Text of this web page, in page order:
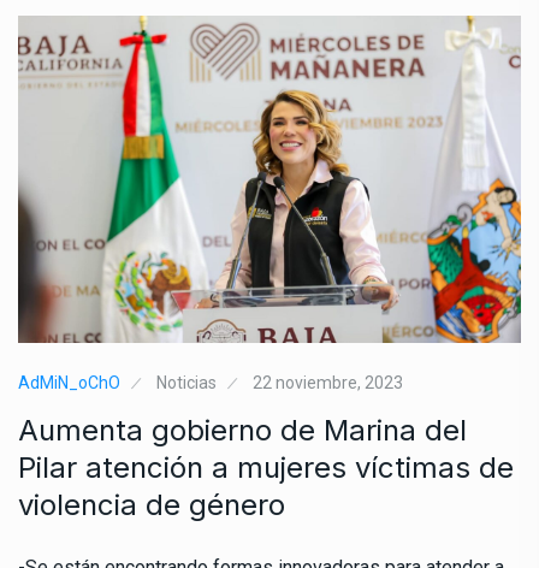
AdMiN_oChO Noticias 22 noviembre, 2023
Aumenta gobierno de Marina del
Pilar atención a mujeres víctimas de
violencia de género